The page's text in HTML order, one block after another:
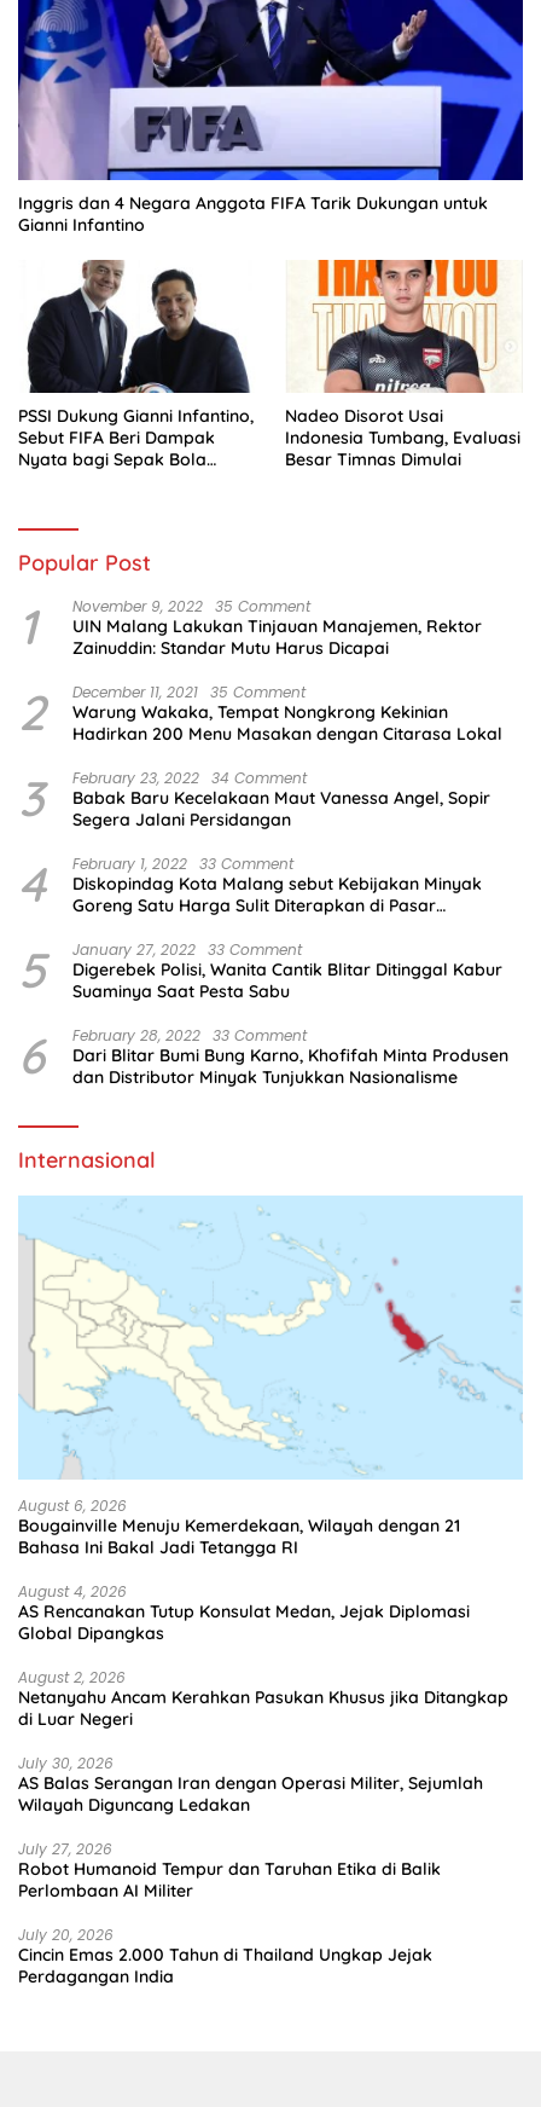
Inggris dan 4 Negara Anggota FIFA Tarik Dukungan untuk
Gianni Infantino
PSSI Dukung Gianni Infantino,
Sebut FIFA Beri Dampak
Nyata bagi Sepak Bola
Nadeo Disorot Usai
Indonesia Tumbang, Evaluasi
Besar Timnas Dimulai
Popular Post
1 November 9, 2022 35 Comment
UIN Malang Lakukan Tinjauan Manajemen, Rektor
Zainuddin: Standar Mutu Harus Dicapai
2 December 11, 2021 35 Comment
Warung Wakaka, Tempat Nongkrong Kekinian
Hadirkan 200 Menu Masakan dengan Citarasa Lokal
3 February 23, 2022 34 Comment
Babak Baru Kecelakaan Maut Vanessa Angel, Sopir
Segera Jalani Persidangan
4 February 1, 2022 33 Comment
Diskopindag Kota Malang sebut Kebijakan Minyak
Goreng Satu Harga Sulit Diterapkan di Pasar
5 January 27, 2022 33 Comment
Digerebek Polisi, Wanita Cantik Blitar Ditinggal Kabur
Suaminya Saat Pesta Sabu
6 February 28, 2022 33 Comment
Dari Blitar Bumi Bung Karno, Khofifah Minta Produsen
dan Distributor Minyak Tunjukkan Nasionalisme
Internasional
August 6, 2026
Bougainville Menuju Kemerdekaan, Wilayah dengan 21
Bahasa Ini Bakal Jadi Tetangga RI
August 4, 2026
AS Rencanakan Tutup Konsulat Medan, Jejak Diplomasi
Global Dipangkas
August 2, 2026
Netanyahu Ancam Kerahkan Pasukan Khusus jika Ditangkap
di Luar Negeri
July 30, 2026
AS Balas Serangan Iran dengan Operasi Militer, Sejumlah
Wilayah Diguncang Ledakan
July 27, 2026
Robot Humanoid Tempur dan Taruhan Etika di Balik
Perlombaan AI Militer
July 20, 2026
Cincin Emas 2.000 Tahun di Thailand Ungkap Jejak
Perdagangan India